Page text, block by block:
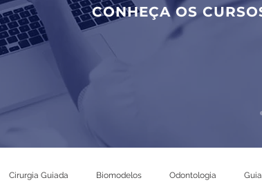
CONHEÇA OS
Cirurgia Guiada Biomodelos Odontologia